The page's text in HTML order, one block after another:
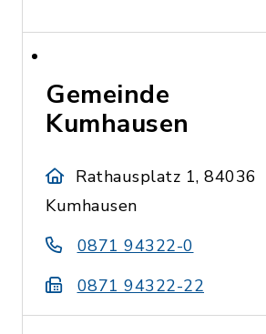
Gemeinde
Kumhausen
Rathausplatz 1, 84036
Kumhausen
0871 94322-0
0871 94322-22